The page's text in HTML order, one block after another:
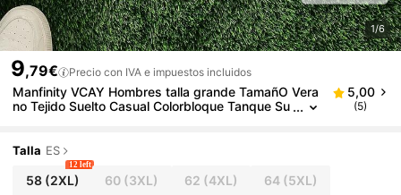
1/6
9,79€ Precio con IVA e impuestos incluidos
Manfinity VCAY Hombres talla grande TamañO Vera
no Tejido Suelto Casual Colorbloque Tanque Su
5,00
(5)
Talla ES
58(2XL)
12 left
60 (3XL) 62 (4XL) 64(5XL)